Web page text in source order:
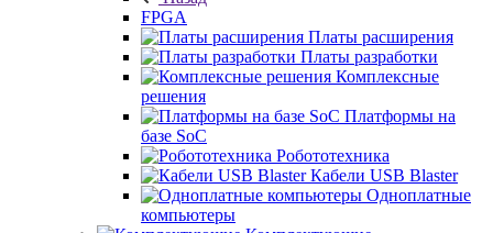
FPGA
Платы расширения
Платы разработки
Комплексные
решения
Платформы на
базе SoC
Робототехника
Кабели USB Blaster
Одноплатные
компьютеры